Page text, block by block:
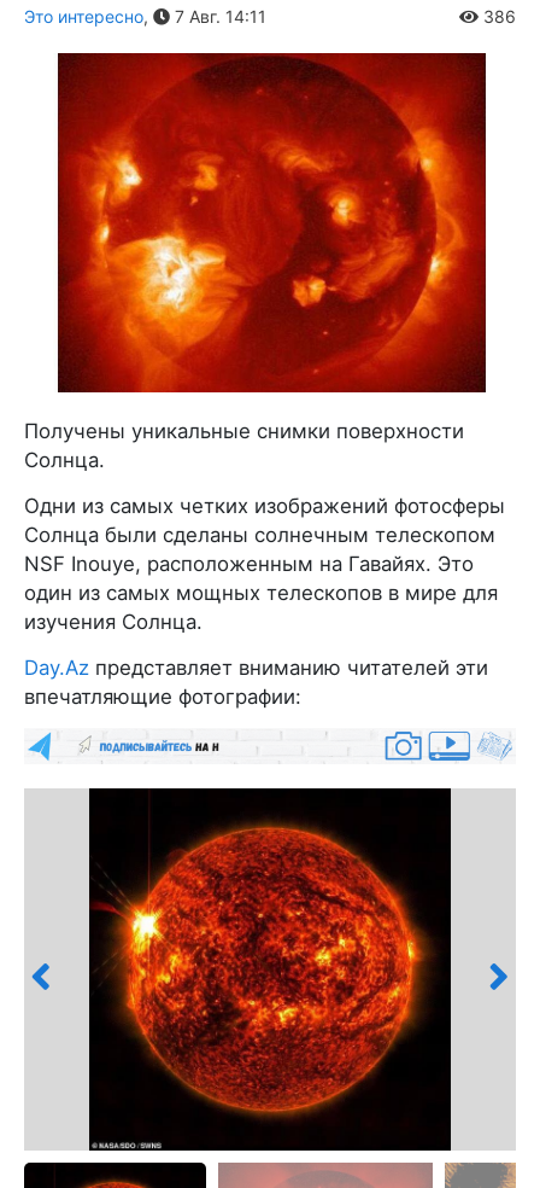
Это интересно, 7 Авг. 14:11 386
Получены уникальные снимки поверхности
Солнца.
Одни из самых четких изображений фотосферы
Солнца были сделаны солнечным телескопом
NSF Inouye, расположенным на Гавайях. Это
один из самых мощных телескопов в мире для
изучения Солнца.
Day.Az представляет вниманию читателей эти
впечатляющие фотографии: